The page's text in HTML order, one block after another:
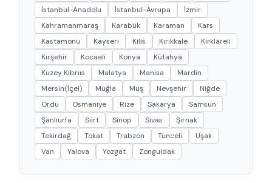
İstanbul-Anadolu
İstanbul-Avrupa
İzmir
Kahramanmaraş
Karabük Karaman
Kars
Kastamonu
Kayseri Kilis Kırıkkale
Kırklareli
Kırşehir
Kocaeli Konya
Kütahya
Kuzey Kıbrııs
Malatya Manisa
Mardin
Mersin(İçel)
Muğla Muş Nevşehir
Niğde
Ordu
Osmaniye Rize Sakarya
Samsun
Şanlıurfa
Siirt Sinop Sivas
Şırnak
Tekirdağ
Tokat Trabzon Tunceli
Uşak
Van
Yalova Yozgat Zonguldak